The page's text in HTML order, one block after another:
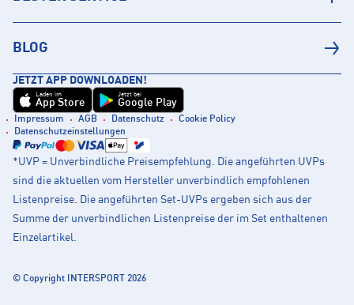
BLOG
JETZT APP DOWNLOADEN!
Laden im
App Store
Jetzt bei
Google Play
Impressum AGB Datenschutz
Cookie Policy
Datenschutzeinstellungen
*UVP = Unverbindliche Preisempfehlung. Die angeführten UVPs
sind die aktuellen vom Hersteller unverbindlich empfohlenen
Listenpreise. Die angeführten Set-UVPs ergeben sich aus der
Summe der unverbindlichen Listenpreise der im Set enthaltenen
Einzelartikel.
© Copyright INTERSPORT 2026